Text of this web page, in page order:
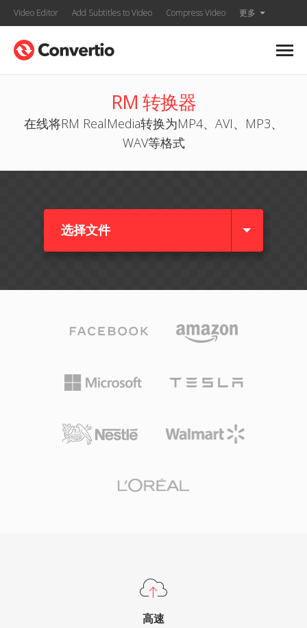
Video Editor Add Subtitles to Video Compress Video 更多
RM 转换器
在线将RM RealMedia转换为MP4、AVI、MP3、
WAV等格式
选择文件
高速